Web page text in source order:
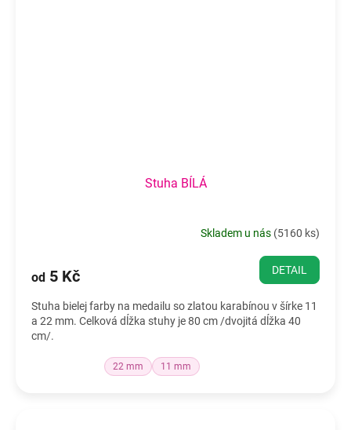
Stuha BÍLÁ
Skladem u nás (5160 ks)
od 5 Kč DETAIL
Stuha bielej farby na medailu so zlatou karabínou v šírke 11
a 22 mm. Celková dĺžka stuhy je 80 cm /dvojitá dĺžka 40
cm/.
22 mm 11 mm